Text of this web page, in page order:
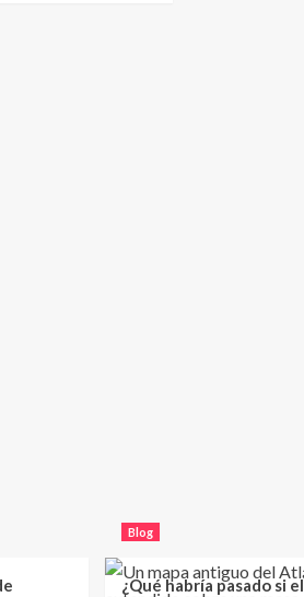
Blog
¿Qué habría pasado si el